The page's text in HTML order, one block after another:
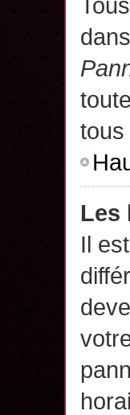
tous
Les
Il